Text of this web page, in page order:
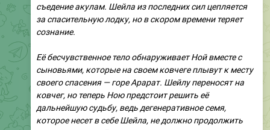
съедение акулам. Шейла из последних сил цепляется
за спасительную лодку, но в скором времени теряет
сознание.
Её бесчувственное тело обнаруживает Ной вместе с
сыновьями, которые на своем ковчеге плывут к месту
своего спасения — горе Арарат. Шейлу переносят на
ковчег, но теперь Ною предстоит решить её
дальнейшую судьбу, ведь дегенеративное семя,
которое несет в себе Шейла, не должно продолжить